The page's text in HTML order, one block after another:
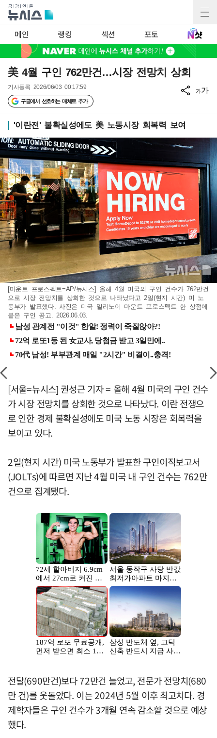
메인 랭킹 섹션 포토
美 4월 구인 762만건…시장 전망치 상회
기사등록 2026/06/03 00:17:59
구글에서 선호하는 매체로 추가
가가
'이란전' 불확실성에도 美 노동시장 회복력 보여
[마운트 프로스펙트=AP/뉴시스] 올해 4월 미국의 구인 건수가 762만건
으로 시장 전망치를 상회한 것으로 나타났다고 2일(현지 시간) 미 노
동부가 발표했다. 사진은 미국 일리노이 마운트 프로스펙트 한 상점에
붙은 구인 공고. 2026.06.03.
[서울=뉴시스] 권성근 기자 = 올해 4월 미국의 구인 건수
가 시장 전망치를 상회한 것으로 나타났다. 이란 전쟁으
로 인한 경제 불확실성에도 미국 노동 시장은 회복력을
보이고 있다.
2일(현지 시간) 미국 노동부가 발표한 구인이직보고서
(JOLTs)에 따르면 지난 4월 미국 내 구인 건수는 762만
건으로 집계됐다.
전달(690만건)보다 72만건 늘었고, 전문가 전망치(680
만 건)를 웃돌았다. 이는 2024년 5월 이후 최고치다. 경
제학자들은 구인 건수가 3개월 연속 감소할 것으로 예상
했다.